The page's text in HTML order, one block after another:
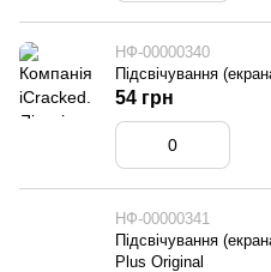
НФ-00000340
Підсвічування
54 грн
НФ-00000341
Підсвічування
Plus Original